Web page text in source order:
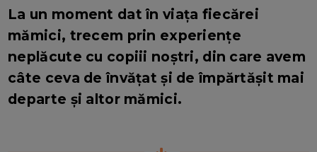
La un moment dat în viața fiecărei
mămici, trecem prin experiențe
neplăcute cu copiii noștri, din care avem
câte ceva de învățat și de împărtășit mai
departe și altor mămici.